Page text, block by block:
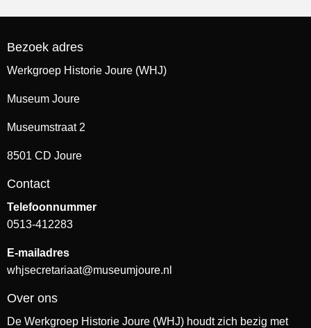
Bezoek adres
Werkgroep Historie Joure (WHJ)
Museum Joure
Museumstraat 2
8501 CD Joure
Contact
Telefoonnummer
0513-412283
E-mailadres
whjsecretariaat@museumjoure.nl
Over ons
De Werkgroep Historie Joure (WHJ) houdt zich bezig met